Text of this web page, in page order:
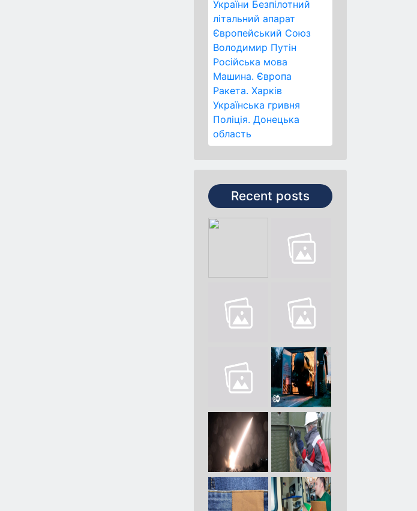
України Безпілотний
літальний апарат
Європейський Союз
Володимир Путін
Російська мова
Машина. Європа
Ракета. Харків
Українська гривня
Поліція. Донецька
область
Recent posts